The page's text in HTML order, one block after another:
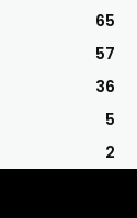
65
57
36
5
2